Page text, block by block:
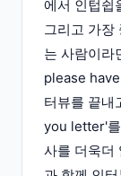
에서 인텁쉽
그리고 가장
는 사람이라
please
터뷰를 끝내
you letter'를
사를 더욱더